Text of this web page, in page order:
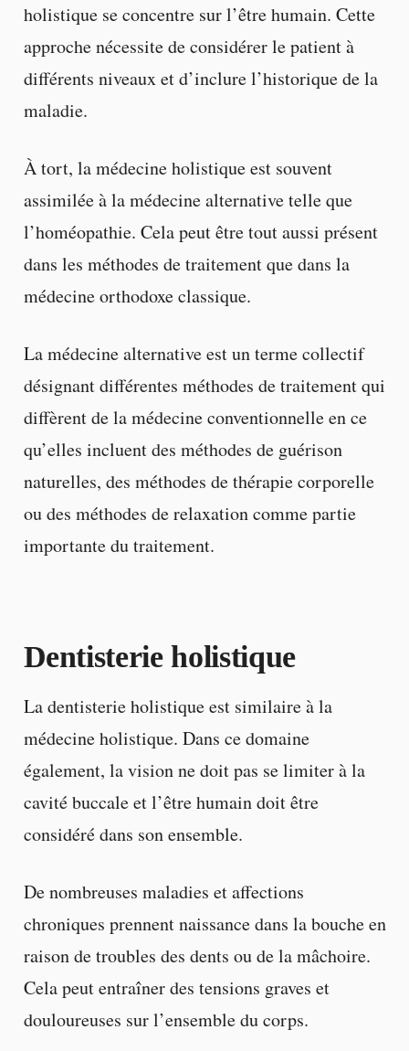
holistique se concentre sur l’être humain. Cette
approche nécessite de considérer le patient à
différents niveaux et d’inclure l’historique de la
maladie.
À tort, la médecine holistique est souvent
assimilée à la médecine alternative telle que
l’homéopathie. Cela peut être tout aussi présent
dans les méthodes de traitement que dans la
médecine orthodoxe classique.
La médecine alternative est un terme collectif
désignant différentes méthodes de traitement qui
diffèrent de la médecine conventionnelle en ce
qu’elles incluent des méthodes de guérison
naturelles, des méthodes de thérapie corporelle
ou des méthodes de relaxation comme partie
importante du traitement.
Dentisterie holistique
La dentisterie holistique est similaire à la
médecine holistique. Dans ce domaine
également, la vision ne doit pas se limiter à la
cavité buccale et l’être humain doit être
considéré dans son ensemble.
De nombreuses maladies et affections
chroniques prennent naissance dans la bouche en
raison de troubles des dents ou de la mâchoire.
Cela peut entraîner des tensions graves et
douloureuses sur l’ensemble du corps.